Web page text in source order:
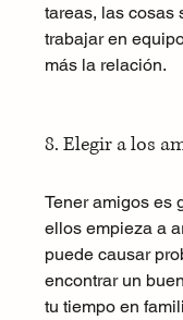
tareas, las cosas
trabajar en
más la relación.
8. Elegir a los
Tener amigos es
ellos empieza a
puede causar
encontrar un
tu tiempo en